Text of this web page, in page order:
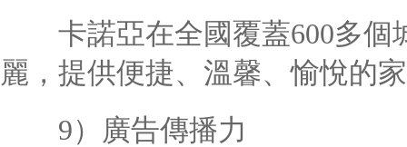
卡諾亞在全國覆蓋600多個
麗，提供便捷、溫馨、愉悅的
9）廣告傳播力